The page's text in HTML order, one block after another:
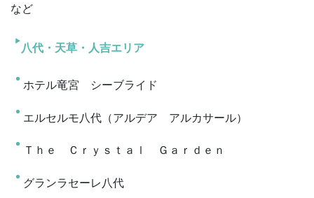
など
八代・天草・人吉エリア
ホテル竜宮 シーブライド
エルセルモ八代（アルデア アルカサール）
Ｔｈｅ Ｃｒｙｓｔａｌ Ｇａｒｄｅｎ
グランラセーレ八代